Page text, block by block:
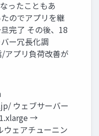
ったこともあ
のでアプリを継
完了 その後、18
ー冗長化調
アプリ負荷改善が
ウェブサーバー
→
ェアチューニン